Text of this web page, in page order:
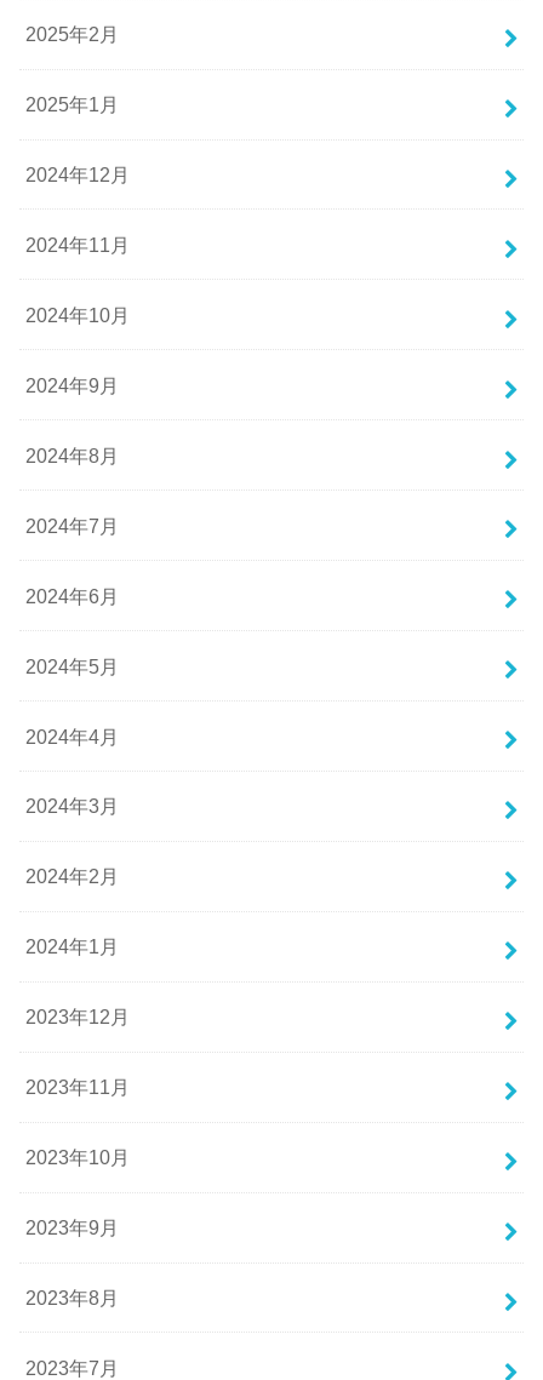
2025年2月
2025年1月
2024年12月
2024年11月
2024年10月
2024年9月
2024年8月
2024年7月
2024年6月
2024年5月
2024年4月
2024年3月
2024年2月
2024年1月
2023年12月
2023年11月
2023年10月
2023年9月
2023年8月
2023年7月